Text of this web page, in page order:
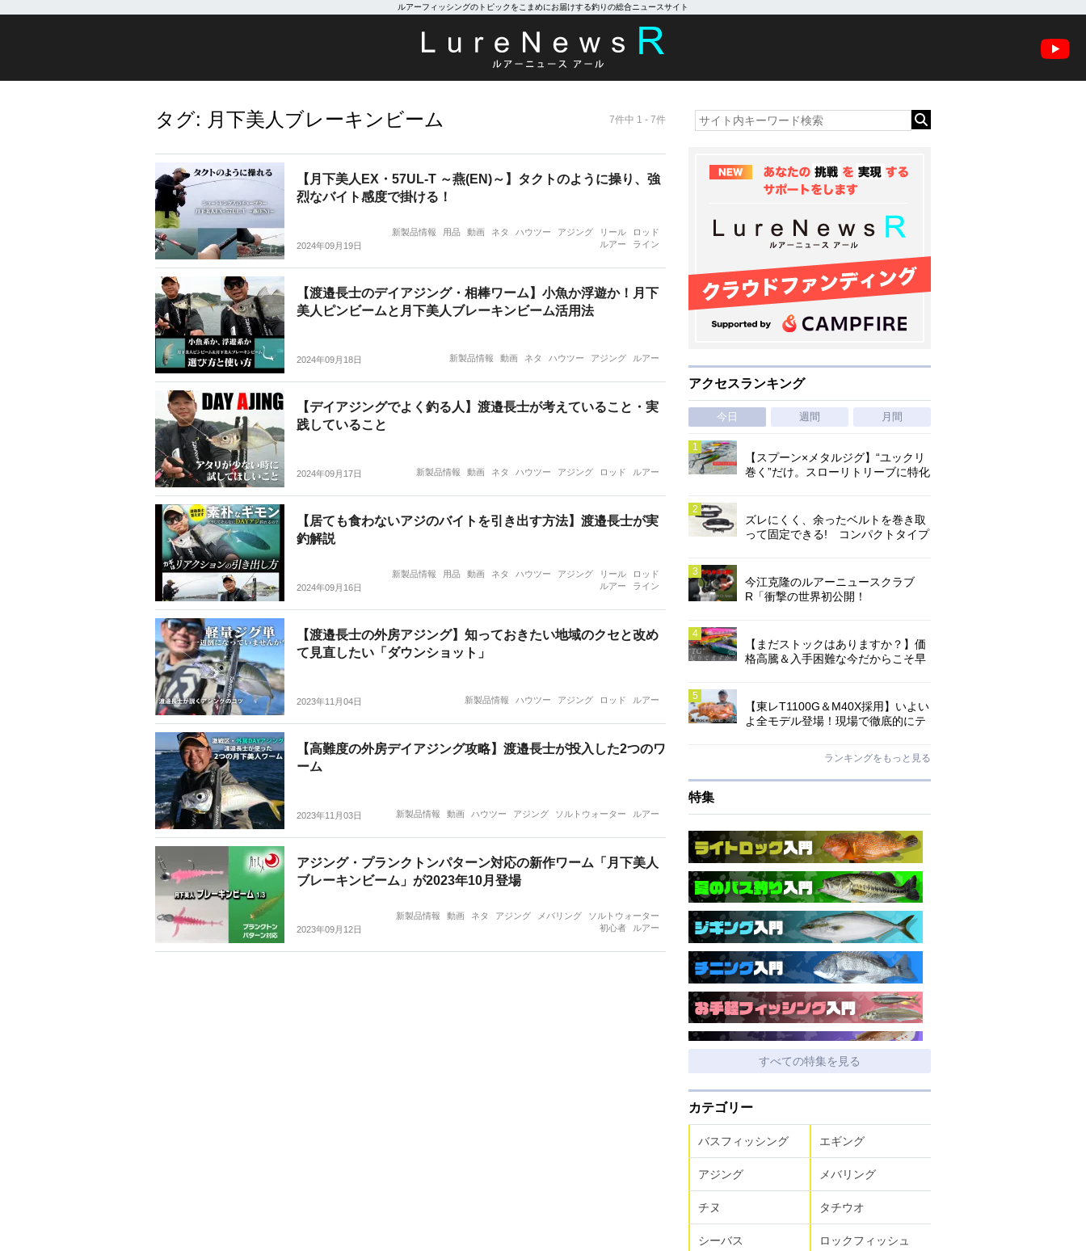
ルアーフィッシングのトピックをこまめにお届けする釣りの総合ニュースサイト
タグ: 月下美人ブレーキンビーム 7件中 1 - 7件
【月下美人EX・57UL-T ～燕(EN)～】タクトのように操り、強
烈なバイト感度で掛ける！
2024年09月19日
新製品情報 用品 動画 ネタ ハウツー アジング リール
ロッド
ルアー
ライン
【渡邉長士のデイアジング・相棒ワーム】小魚か浮遊か！月下
美人ピンビームと月下美人ブレーキンビーム活用法
2024年09月18日 新製品情報 動画 ネタ ハウツー アジング ルアー
【デイアジングでよく釣る人】渡邉長士が考えていること・実
践していること
2024年09月17日 新製品情報 動画 ネタ ハウツー アジング ロッド ルアー
【居ても食わないアジのバイトを引き出す方法】渡邉長士が実
釣解説
2024年09月16日
新製品情報 用品 動画 ネタ ハウツー アジング リール
ロッド
ルアー
ライン
【渡邉長士の外房アジング】知っておきたい地域のクセと改め
て見直したい「ダウンショット」
2023年11月04日 新製品情報 ハウツー アジング ロッド ルアー
【高難度の外房デイアジング攻略】渡邉長士が投入した2つのワ
ーム
2023年11月03日 新製品情報 動画 ハウツー アジング ソルトウォーター ルアー
アジング・プランクトンパターン対応の新作ワーム「月下美人
ブレーキンビーム」が2023年10月登場
2023年09月12日
新製品情報 動画 ネタ アジング メバリング
ソルトウォーター
初心者
ルアー
アクセスランキング
今日 週間 月間
【スプーン×メタルジグ】“ユックリ
巻く”だけ。スローリトリーブに特化
ズレにくく、余ったベルトを巻き取
って固定できる! コンパクトタイプ
今江克隆のルアーニュースクラブ
R「衝撃の世界初公開！
【まだストックはありますか？】価
格高騰＆入手困難な今だからこそ早
【東レT1100G＆M40X採用】いよい
よ全モデル登場！現場で徹底的にテ
ランキングをもっと見る
特集
すべての特集を見る
カテゴリー
バスフィッシング エギング
アジング メバリング
チヌ タチウオ
シーバス ロックフィッシュ